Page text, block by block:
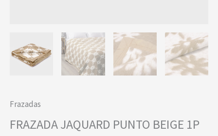
Frazadas
FRAZADA JAQUARD PUNTO BEIGE 1P